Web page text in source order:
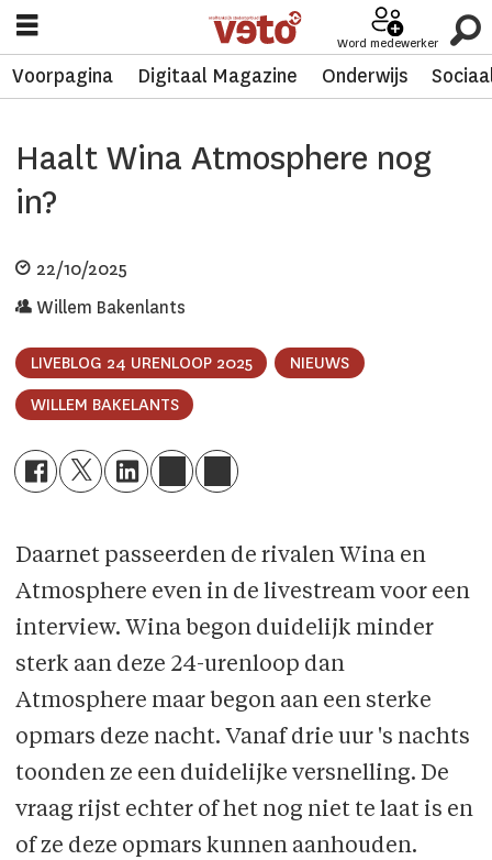
Word medewerker
Voorpagina Digitaal Magazine Onderwijs
Haalt Wina Atmosphere nog
in?
22/10/2025
Willem Bakenlants
LIVEBLOG 24 URENLOOP 2025
NIEUWS
WILLEM BAKELANTS
Daarnet passeerden de rivalen Wina en
Atmosphere even in de livestream voor een
interview. Wina begon duidelijk minder
sterk aan deze 24-urenloop dan
Atmosphere maar begon aan een sterke
opmars deze nacht. Vanaf drie uur 's nachts
toonden ze een duidelijke versnelling. De
vraag rijst echter of het nog niet te laat is en
of ze deze opmars kunnen aanhouden.